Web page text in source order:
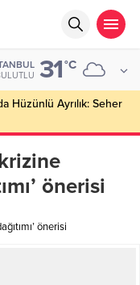
31°C
Hüzünlü Ayrılık: Seher
önerisi
önerisi